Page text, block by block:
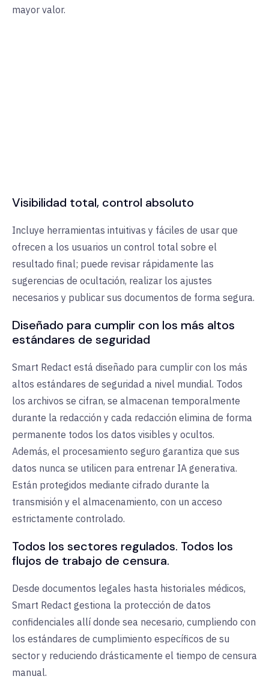
mayor valor.
Visibilidad total, control absoluto
Incluye herramientas intuitivas y fáciles de usar que
ofrecen a los usuarios un control total sobre el
resultado final; puede revisar rápidamente las
sugerencias de ocultación, realizar los ajustes
necesarios y publicar sus documentos de forma segura.
Diseñado para cumplir con los más altos
estándares de seguridad
Smart Redact está diseñado para cumplir con los más
altos estándares de seguridad a nivel mundial. Todos
los archivos se cifran, se almacenan temporalmente
durante la redacción y cada redacción elimina de forma
permanente todos los datos visibles y ocultos.
Además, el procesamiento seguro garantiza que sus
datos nunca se utilicen para entrenar IA generativa.
Están protegidos mediante cifrado durante la
transmisión y el almacenamiento, con un acceso
estrictamente controlado.
Todos los sectores regulados. Todos los
flujos de trabajo de censura.
Desde documentos legales hasta historiales médicos,
Smart Redact gestiona la protección de datos
confidenciales allí donde sea necesario, cumpliendo con
los estándares de cumplimiento específicos de su
sector y reduciendo drásticamente el tiempo de censura
manual.